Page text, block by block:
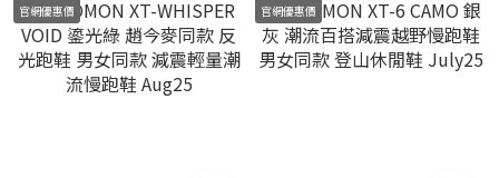
官網優惠價 官網優惠價